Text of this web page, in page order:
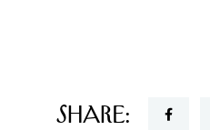
Share: